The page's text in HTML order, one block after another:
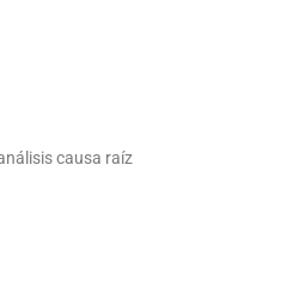
causa raíz